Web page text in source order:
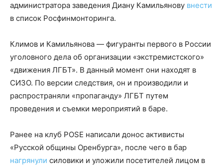
администратора заведения Диану Камильянову внести
в список Росфинмонторинга.
Климов и Камильянова — фигуранты первого в России
уголовного дела об организации «экстремистского»
«движения ЛГБТ». В данный момент они находят в
СИЗО. По версии следствия, он и производили и
распространяли «пропаганду» ЛГБТ путем
проведения и съемки мероприятий в баре.
Ранее на клуб POSE написали донос активисты
«Русской общины Оренбурга», после чего в бар
нагрянули силовики и уложили посетителей лицом в